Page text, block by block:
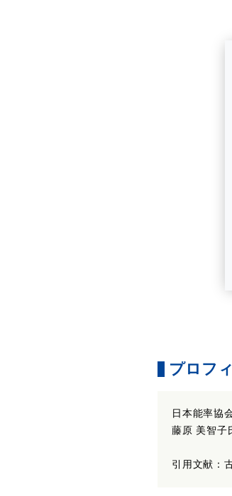
プロフ
日本能率協
藤原 美智子
引用文献：